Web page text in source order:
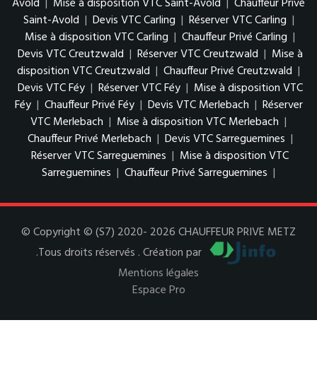
Saint-Avold | Devis VTC Carling | Réserver VTC Carling |
Mise à disposition VTC Carling | Chauffeur Privé Carling |
Devis VTC Creutzwald | Réserver VTC Creutzwald | Mise à
disposition VTC Creutzwald | Chauffeur Privé Creutzwald |
Devis VTC Féy | Réserver VTC Féy | Mise à disposition VTC
Féy | Chauffeur Privé Féy | Devis VTC Merlebach | Réserver
VTC Merlebach | Mise à disposition VTC Merlebach |
Chauffeur Privé Merlebach | Devis VTC Sarreguemines |
Réserver VTC Sarreguemines | Mise à disposition VTC
Sarreguemines | Chauffeur Privé Sarreguemines |
© Copyright © (S7) 2020- 2026 CHAUFFEUR PRIVE METZ
.Tous droits réservés . Création par
Mentions légales
Espace Pro